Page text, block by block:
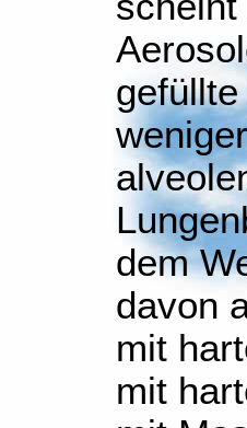
dem
davon
mit
mit